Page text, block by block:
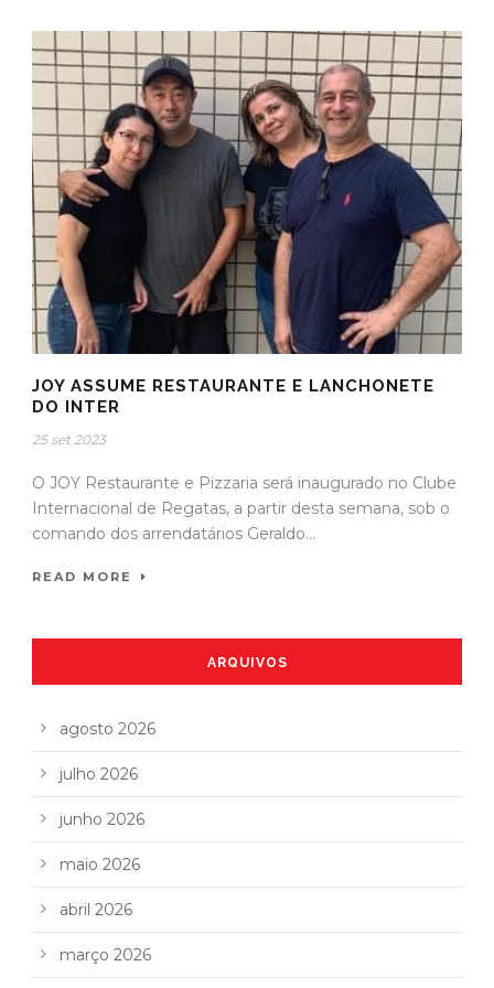
JOY ASSUME RESTAURANTE E LANCHONETE
DO INTER
25 set 2023
O JOY Restaurante e Pizzaria será inaugurado no Clube
Internacional de Regatas, a partir desta semana, sob o
comando dos arrendatários Geraldo...
READ MORE
ARQUIVOS
agosto 2026
julho 2026
junho 2026
maio 2026
abril 2026
março 2026